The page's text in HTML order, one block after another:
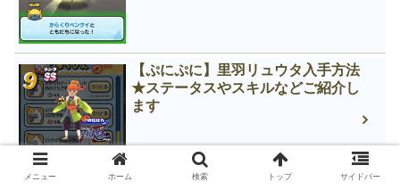
【ぷにぷに】里羽リュウタ入手方法
★ステータスやスキルなどご紹介し
ます
メニュー ホーム 検索 トップ サイドバー